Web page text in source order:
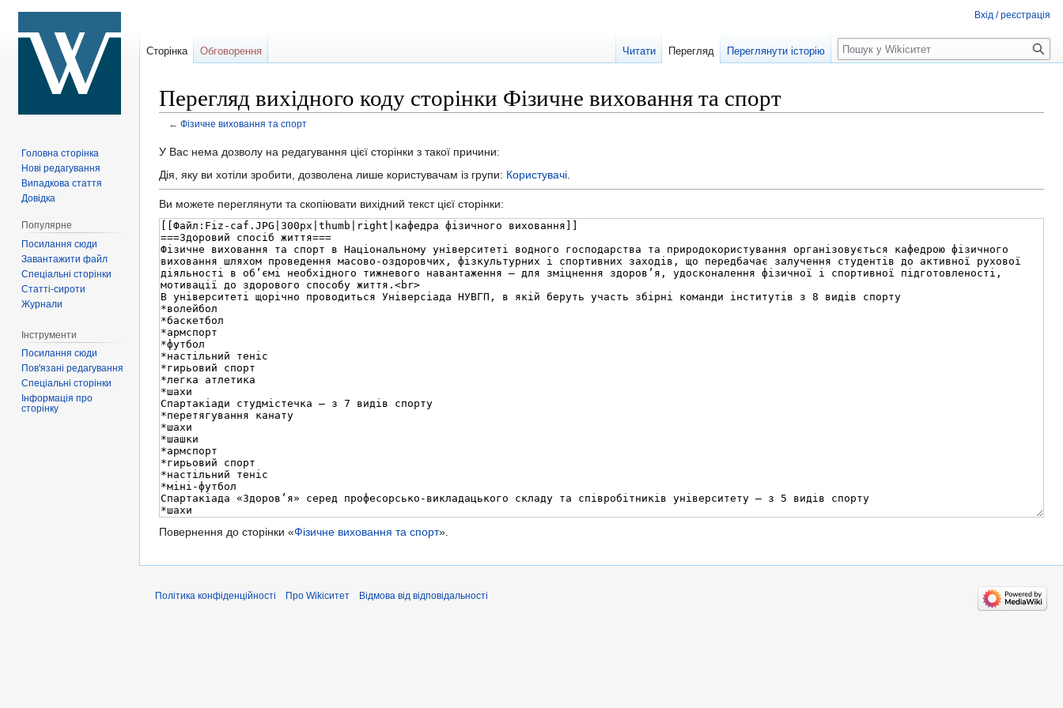
Перегляд вихідного коду сторінки Фізичне виховання та спорт
← Фізичне виховання та спорт
Перейти
до
Перейти
до
У Вас нема дозволу на редагування цієї сторінки з такої причини:
Дія, яку ви хотіли зробити, дозволена лише користувачам із групи: Користувачі
Ви можете переглянути та скопіювати вихідний текст цієї сторінки:
Повернення до сторінки «Фізичне виховання та спорт».
Вхід / реєстрація
Сторінка Обговорення Читати Перегляд Переглянути історію
Пошук
Головна сторінка
Нові редагування
Випадкова стаття
Довідка
Популярне
Посилання сюди
Завантажити файл
Спеціальні сторінки
Статті-сироти
Журнали
Інструменти
Посилання сюди
Пов'язані редагування
Спеціальні сторінки
Інформація про
сторінку
Політика конфіденційності Про Wikiситет Відмова від відповідальності